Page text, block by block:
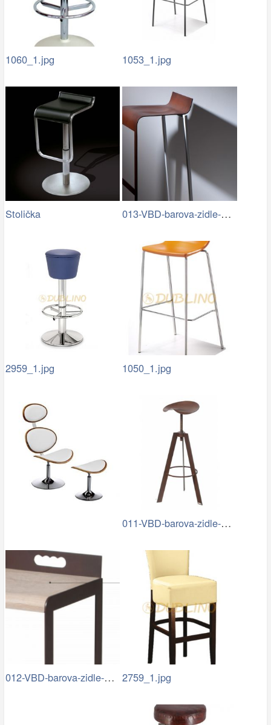
1060_1.jpg 1053_1.jpg
Stolička 013-VBD-barova-zidle-B03-1.jpg
2959_1.jpg 1050_1.jpg
011-VBD-barova-zidle-B01-3.jpg
012-VBD-barova-zidle-B02-detail.jpg 2759_1.jpg